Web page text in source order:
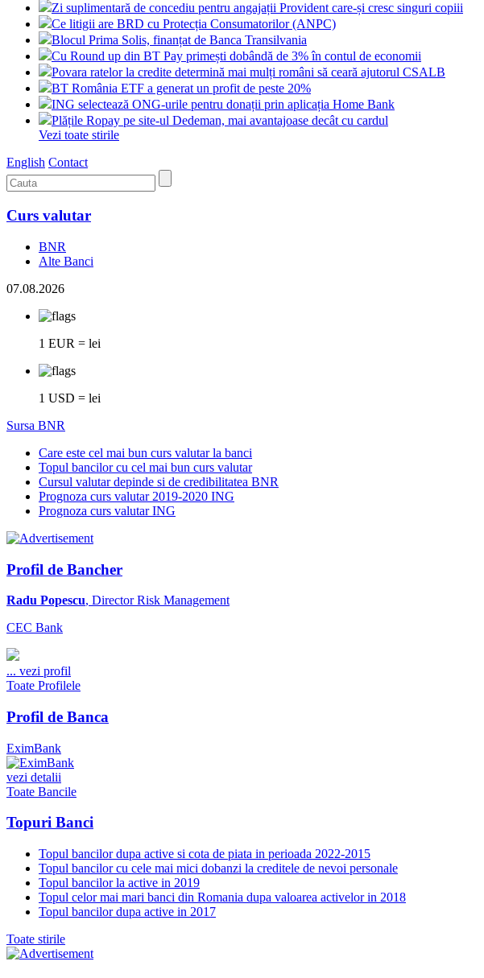
Zi suplimentară de concediu pentru angajații Provident care-și cresc singuri copiii
Ce litigii are BRD cu Protecția Consumatorilor (ANPC)
Blocul Prima Solis, finanțat de Banca Transilvania
Cu Round up din BT Pay primești dobândă de 3% în contul de economii
Povara ratelor la credite determină mai mulți români să ceară ajutorul CSALB
BT România ETF a generat un profit de peste 20%
ING selectează ONG-urile pentru donații prin aplicația Home Bank
Plățile Ropay pe site-ul Dedeman, mai avantajoase decât cu cardul
Vezi toate stirile
English Contact
Curs valutar
BNR
Alte Banci
07.08.2026
1 EUR = lei
1 USD = lei
Sursa BNR
Care este cel mai bun curs valutar la banci
Topul bancilor cu cel mai bun curs valutar
Cursul valutar depinde si de credibilitatea BNR
Prognoza curs valutar 2019-2020 ING
Prognoza curs valutar ING
Profil de Bancher
Radu Popescu, Director Risk Management
CEC Bank
... vezi profil
Toate Profilele
Profil de Banca
EximBank
vezi detalii
Toate Bancile
Topuri Banci
Topul bancilor dupa active si cota de piata in perioada 2022-2015
Topul bancilor cu cele mai mici dobanzi la creditele de nevoi personale
Topul bancilor la active in 2019
Topul celor mai mari banci din Romania dupa valoarea activelor in 2018
Topul bancilor dupa active in 2017
Toate stirile